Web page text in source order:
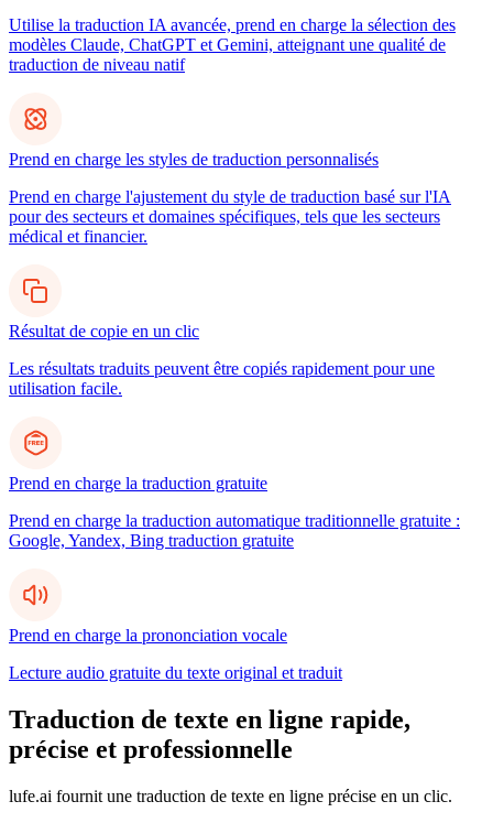
Utilise la traduction IA avancée, prend en charge la sélection des
modèles Claude, ChatGPT et Gemini, atteignant une qualité de
traduction de niveau natif
Prend en charge les styles de traduction personnalisés
Prend en charge l'ajustement du style de traduction basé sur l'IA
pour des secteurs et domaines spécifiques, tels que les secteurs
médical et financier.
Résultat de copie en un clic
Les résultats traduits peuvent être copiés rapidement pour une
utilisation facile.
Prend en charge la traduction gratuite
Prend en charge la traduction automatique traditionnelle gratuite :
Google, Yandex, Bing traduction gratuite
Prend en charge la prononciation vocale
Lecture audio gratuite du texte original et traduit
Traduction de texte en ligne rapide,
précise et professionnelle
lufe.ai fournit une traduction de texte en ligne précise en un clic.